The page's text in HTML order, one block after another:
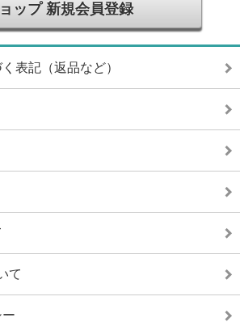
ップ 新規会員登録
表記（返品など）
て